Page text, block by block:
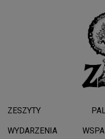
ZESZYTY
WYDARZENIA